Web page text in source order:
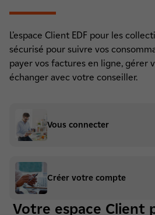
L’espace Client EDF pour les
sécurisé pour suivre vos
payer vos factures en ligne, gérer
échanger avec votre conseiller.
Vous connecter
Créer votre compte
Votre espace Client